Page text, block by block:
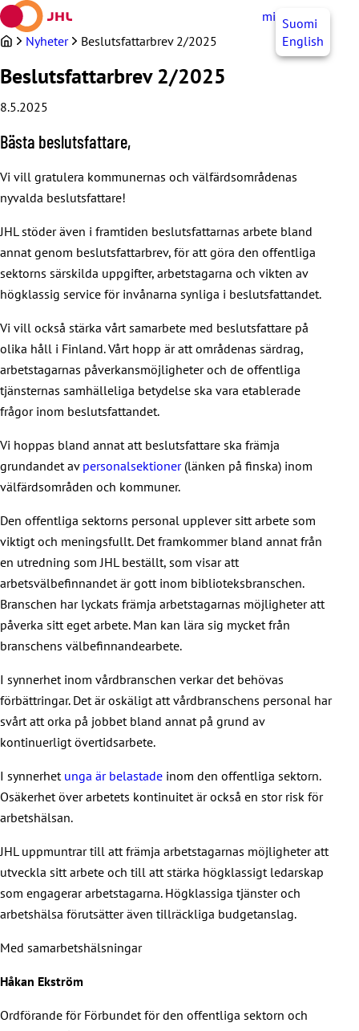
Hoppa
till
innehållet
mittJHL SV
Suomi
English
Nyheter Beslutsfattarbrev 2/2025
Beslutsfattarbrev 2/2025
8.5.2025
Bästa beslutsfattare,
Vi vill gratulera kommunernas och välfärdsområdenas
nyvalda beslutsfattare!
JHL stöder även i framtiden beslutsfattarnas arbete bland
annat genom beslutsfattarbrev, för att göra den offentliga
sektorns särskilda uppgifter, arbetstagarna och vikten av
högklassig service för invånarna synliga i beslutsfattandet.
Vi vill också stärka vårt samarbete med beslutsfattare på
olika håll i Finland. Vårt hopp är att områdenas särdrag,
arbetstagarnas påverkansmöjligheter och de offentliga
tjänsternas samhälleliga betydelse ska vara etablerade
frågor inom beslutsfattandet.
Vi hoppas bland annat att beslutsfattare ska främja
grundandet av personalsektioner(länken på finska) inom
välfärdsområden och kommuner.
Den offentliga sektorns personal upplever sitt arbete som
viktigt och meningsfullt. Det framkommer bland annat från
en utredning som JHL beställt, som visar att
arbetsvälbefinnandet är gott inom biblioteksbranschen.
Branschen har lyckats främja arbetstagarnas möjligheter att
påverka sitt eget arbete. Man kan lära sig mycket från
branschens välbefinnandearbete.
I synnerhet inom vårdbranschen verkar det behövas
förbättringar. Det är oskäligt att vårdbranschens personal har
svårt att orka på jobbet bland annat på grund av
kontinuerligt övertidsarbete.
I synnerhet unga är belastade inom den offentliga sektorn.
Osäkerhet över arbetets kontinuitet är också en stor risk för
arbetshälsan.
JHL uppmuntrar till att främja arbetstagarnas möjligheter att
utveckla sitt arbete och till att stärka högklassigt ledarskap
som engagerar arbetstagarna. Högklassiga tjänster och
arbetshälsa förutsätter även tillräckliga budgetanslag.
Med samarbetshälsningar
Håkan Ekström
Ordförande för Förbundet för den offentliga sektorn och